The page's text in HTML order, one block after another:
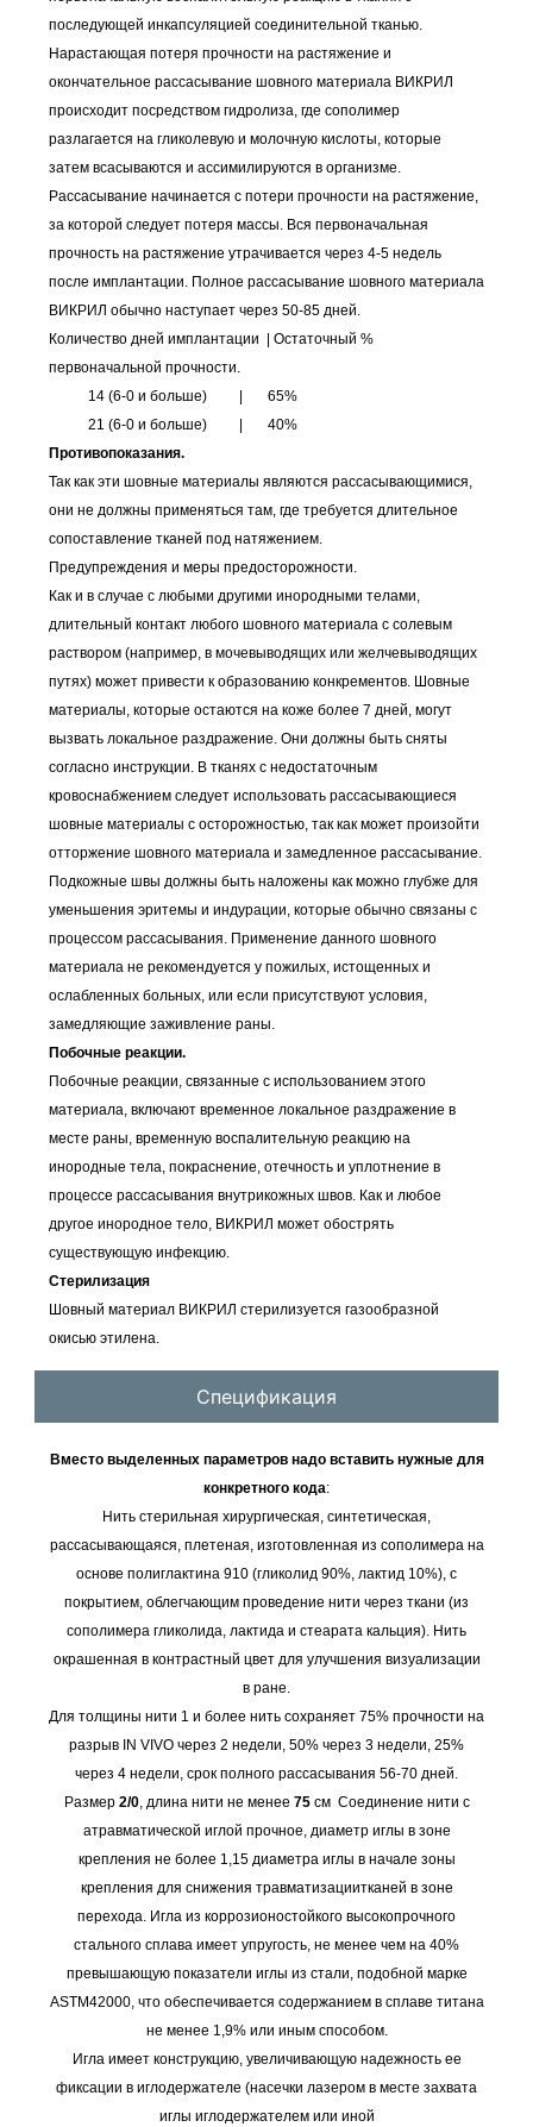
последующей инкапсуляцией соединительной тканью.
Нарастающая потеря прочности на растяжение и
окончательное рассасывание шовного материала ВИКРИЛ
происходит посредством гидролиза, где сополимер
разлагается на гликолевую и молочную кислоты, которые
затем всасываются и ассимилируются в организме.
Рассасывание начинается с потери прочности на растяжение,
за которой следует потеря массы. Вся первоначальная
прочность на растяжение утрачивается через 4-5 недель
после имплантации. Полное рассасывание шовного материала
ВИКРИЛ обычно наступает через 50-85 дней.
Количество дней имплантации | Остаточный %
первоначальной прочности.
14 (6-0 и больше) | 65%
21 (6-0 и больше) | 40%
Противопоказания.
Так как эти шовные материалы являются рассасывающимися,
они не должны применяться там, где требуется длительное
сопоставление тканей под натяжением.
Предупреждения и меры предосторожности.
Как и в случае с любыми другими инородными телами,
длительный контакт любого шовного материала с солевым
раствором (например, в мочевыводящих или желчевыводящих
путях) может привести к образованию конкрементов. Шовные
материалы, которые остаются на коже более 7 дней, могут
вызвать локальное раздражение. Они должны быть сняты
согласно инструкции. В тканях с недостаточным
кровоснабжением следует использовать рассасывающиеся
шовные материалы с осторожностью, так как может произойти
отторжение шовного материала и замедленное рассасывание.
Подкожные швы должны быть наложены как можно глубже для
уменьшения эритемы и индурации, которые обычно связаны с
процессом рассасывания. Применение данного шовного
материала не рекомендуется у пожилых, истощенных и
ослабленных больных, или если присутствуют условия,
замедляющие заживление раны.
Побочные реакции.
Побочные реакции, связанные с использованием этого
материала, включают временное локальное раздражение в
месте раны, временную воспалительную реакцию на
инородные тела, покраснение, отечность и уплотнение в
процессе рассасывания внутрикожных швов. Как и любое
другое инородное тело, ВИКРИЛ может обострять
существующую инфекцию.
Стерилизация
Шовный материал ВИКРИЛ стерилизуется газообразной
окисью этилена.
Спецификация
Вместо выделенных параметров надо вставить нужные для
конкретного кода:
Нить стерильная хирургическая, синтетическая,
рассасывающаяся, плетеная, изготовленная из сополимера на
основе полиглактина 910 (гликолид 90%, лактид 10%), с
покрытием, облегчающим проведение нити через ткани (из
сополимера гликолида, лактида и стеарата кальция). Нить
окрашенная в контрастный цвет для улучшения визуализации
в ране.
Для толщины нити 1 и более нить сохраняет 75% прочности на
разрыв IN VIVO через 2 недели, 50% через 3 недели, 25%
через 4 недели, срок полного рассасывания 56-70 дней.
Размер 2/0, длина нити не менее 75см Соединение нити с
атравматической иглой прочное, диаметр иглы в зоне
крепления не более 1,15 диаметра иглы в начале зоны
крепления для снижения травматизациитканей в зоне
перехода. Игла из коррозионостойкого высокопрочного
стального сплава имеет упругость, не менее чем на 40%
превышающую показатели иглы из стали, подобной марке
ASTM42000, что обеспечивается содержанием в сплаве титана
не менее 1,9% или иным способом.
Игла имеет конструкцию, увеличивающую надежность ее
фиксации в иглодержателе (насечки лазером в месте захвата
иглы иглодержателем или иной